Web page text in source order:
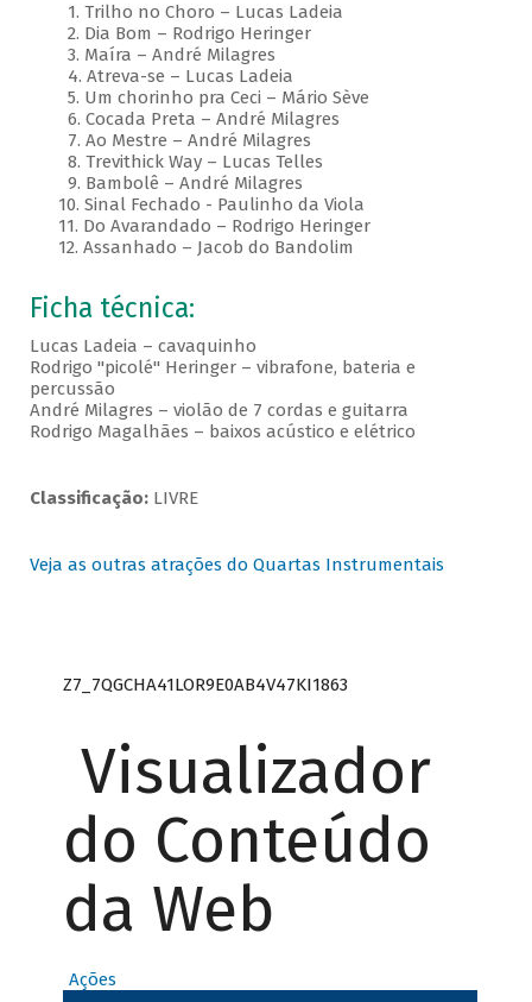
1. Trilho no Choro – Lucas Ladeia
2. Dia Bom – Rodrigo Heringer
3. Maíra – André Milagres
4. Atreva-se – Lucas Ladeia
5. Um chorinho pra Ceci – Mário Sève
6. Cocada Preta – André Milagres
7. Ao Mestre – André Milagres
8. Trevithick Way – Lucas Telles
9. Bambolê – André Milagres
10. Sinal Fechado - Paulinho da Viola
11. Do Avarandado – Rodrigo Heringer
12. Assanhado – Jacob do Bandolim
Ficha técnica:
Lucas Ladeia – cavaquinho
Rodrigo "picolé" Heringer – vibrafone, bateria e
percussão
André Milagres – violão de 7 cordas e guitarra
Rodrigo Magalhães – baixos acústico e elétrico
Classificação:LIVRE
Veja as outras atrações do Quartas Instrumentais
Z7_7QGCHA41LOR9E0AB4V47KI1863
Visualizador
do Conteúdo
da Web
Ações